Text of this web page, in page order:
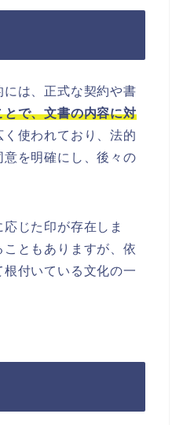
には、正式な契約や書
とで、文書の内容に対
使われており、法的
を明確にし、後々の
じた印が存在しま
ともありますが、依
付いている文化の一